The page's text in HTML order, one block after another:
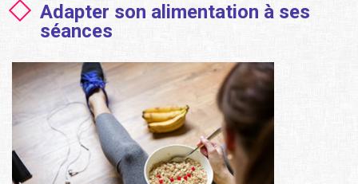
Adapter son alimentation à ses
séances